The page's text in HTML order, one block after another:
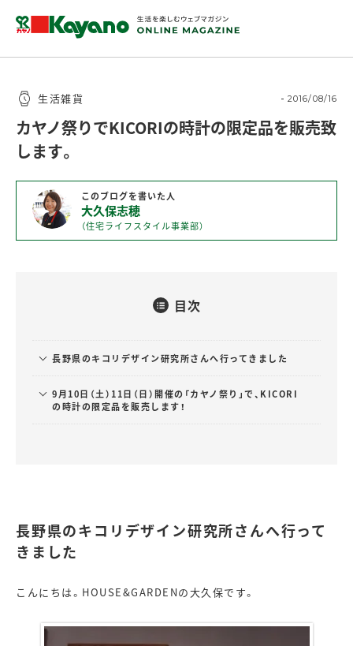
生活雑貨 2016/08/16
カヤノ祭りでKICORIの時計の限定品を販売致
します。
このブログを書いた人
大久保志穂
（住宅ライフスタイル事業部）
目次
長野県のキコリデザイン研究所さんへ行ってきました
9月10日（土）11日（日）開催の「カヤノ祭り」で、KICORI
の時計の限定品を販売します！
長野県のキコリデザイン研究所さんへ行って
きました
こんにちは。HOUSE&GARDENの大久保です。